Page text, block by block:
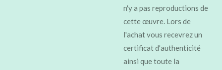
n'y a pas reproductions de
cette œuvre. Lors de
l'achat vous recevrez un
certificat d'authenticité
ainsi que toute la